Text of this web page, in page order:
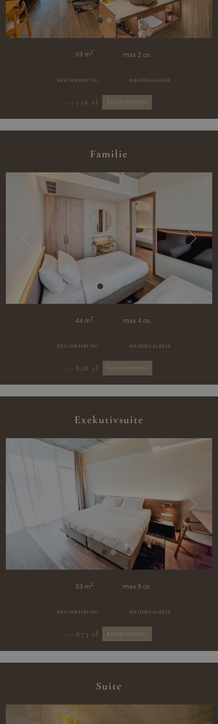
ZUHAUSE
33 m2 max 2 os.
BESCHREIBUNG BILDERGALERIE
von 738 zł RESERVIERUNG
Familie
44 m2 max 4 os.
BESCHREIBUNG BILDERGALERIE
von 828 zł RESERVIERUNG
Exekutivsuite
53 m2 max 3 os.
BESCHREIBUNG BILDERGALERIE
von 873 zł RESERVIERUNG
Suite